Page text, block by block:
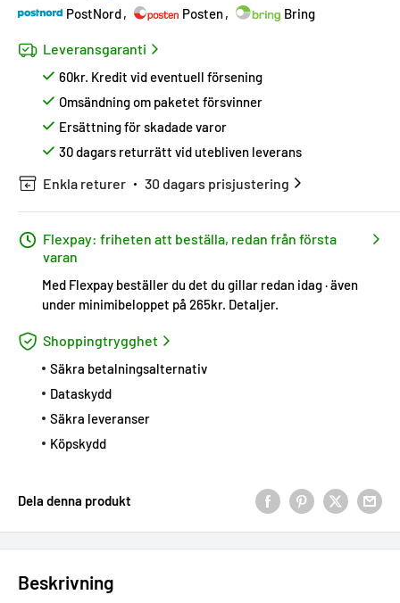
PostNord
Posten Bring
Leveransgaranti
60kr. Kredit vid eventuell försening
Omsändning om paketet försvinner
Ersättning för skadade varor
30 dagars returrätt vid utebliven leverans
Enkla returer 30 dagars prisjustering
Flexpay: friheten att beställa, redan från första
varan
Med Flexpay beställer du det du gillar redan idag · även
under minimibeloppet på 265kr. Detaljer.
Shoppingtrygghet
Säkra betalningsalternativ
Dataskydd
Säkra leveranser
Köpskydd
Dela denna produkt
Beskrivning